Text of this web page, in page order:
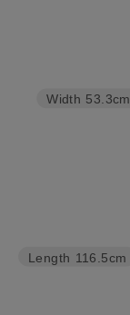
Length 116.5cm
Width 53.3cm